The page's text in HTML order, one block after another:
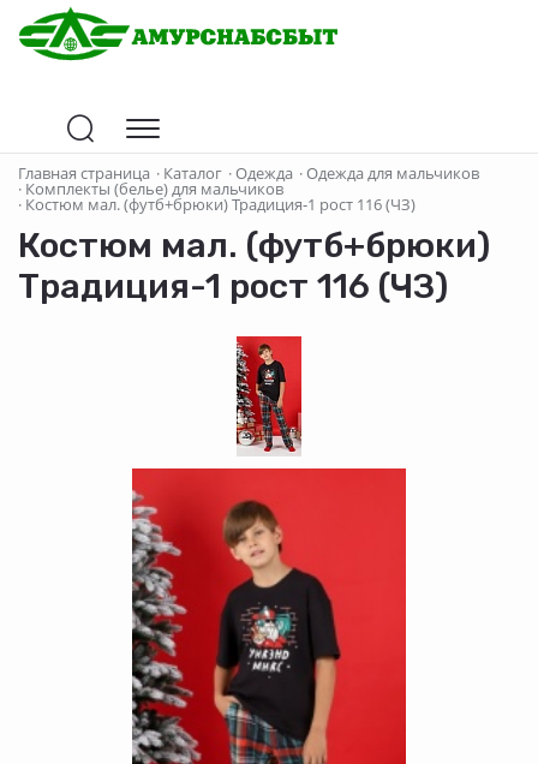
Главная страница · Каталог ·Одежда ·Одежда для мальчиков
· Комплекты (белье) для мальчиков
· Костюм мал. (футб+брюки) Традиция-1 рост 116 (ЧЗ)
Костюм мал. (футб+брюки)
Традиция-1 рост 116 (ЧЗ)